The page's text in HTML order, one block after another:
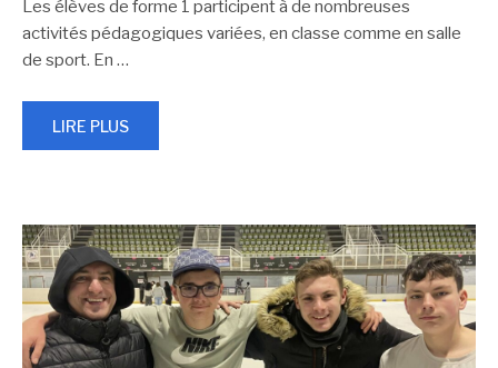
Les élèves de forme 1 participent à de nombreuses
activités pédagogiques variées, en classe comme en salle
de sport. En …
LIRE PLUS